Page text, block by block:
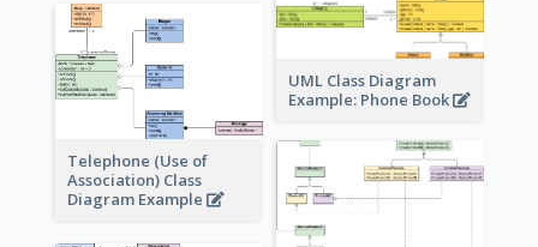
UML Class Diagram
Example: Phone Book
Telephone (Use of
Association) Class
Diagram Example